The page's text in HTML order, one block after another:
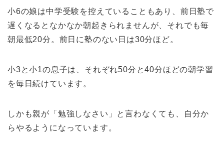
小6の娘は中学受験を控えていることもあり、前日塾で
遅くなるとなかなか朝起きられませんが、それでも毎
朝最低20分。前日に塾のない日は30分ほど。
小3と小1の息子は、それぞれ50分と40分ほどの朝学習
を毎日続けています。
しかも親が「勉強しなさい」と言わなくても、自分か
らやるようになっています。